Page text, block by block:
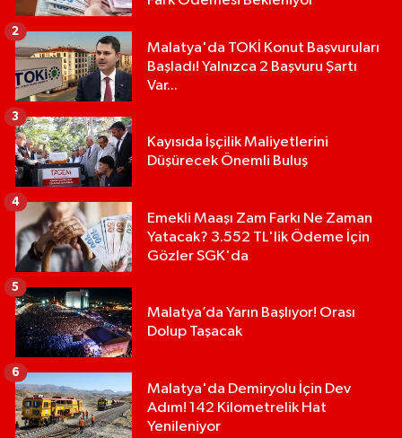
Malatya'da TOKİ Konut Başvuruları
Başladı! Yalnızca 2 Başvuru Şartı
Var...
2
Kayısıda İşçilik Maliyetlerini
Düşürecek Önemli Buluş
3
Emekli Maaşı Zam Farkı Ne Zaman
Yatacak? 3.552 TL'lik Ödeme İçin
Gözler SGK'da
4
Malatya’da Yarın Başlıyor! Orası
Dolup Taşacak
5
Malatya'da Demiryolu İçin Dev
Adım! 142 Kilometrelik Hat
Yenileniyor
6